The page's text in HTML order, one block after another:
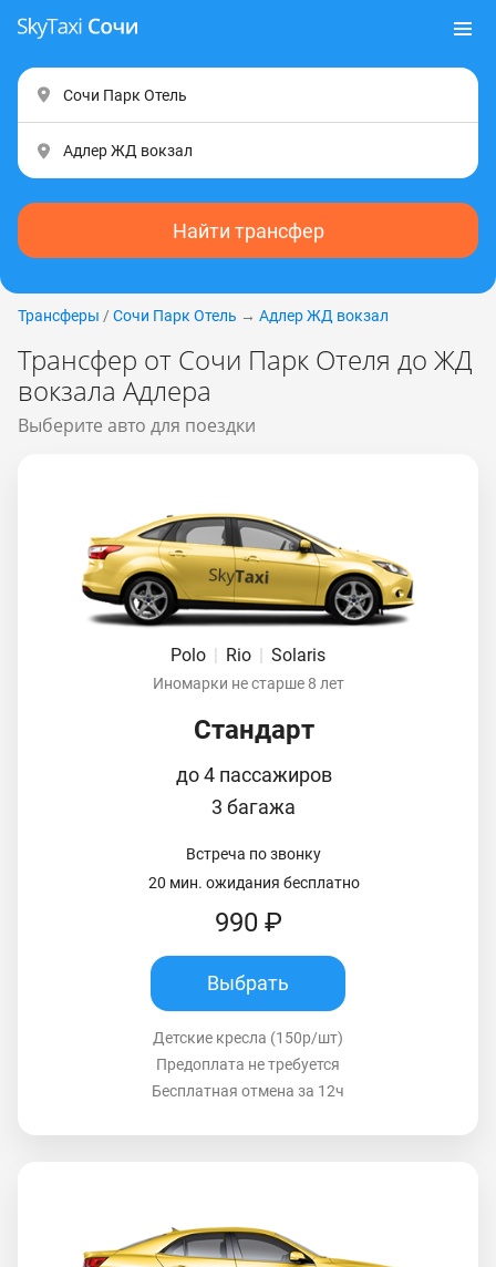
Найти трансфер
Трансферы / Сочи Парк Отель → Адлер ЖД вокзал
Трансфер от Сочи Парк Отеля до ЖД
вокзала Адлера
Выберите авто для поездки
Polo | Rio | Solaris
Иномарки не старше 8 лет
Стандарт
до 4 пассажиров
3 багажа
Встреча по звонку
20 мин. ожидания бесплатно
990 ₽
Выбрать
Детские кресла (150р/шт)
Предоплата не требуется
Бесплатная отмена за 12ч